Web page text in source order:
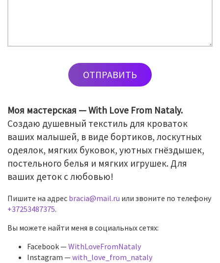
Моя мастерская — With Love From Nataly.
Создаю душевный текстиль для кроваток
ваших малышей, в виде бортиков, лоскутных
одеялок, мягких буковок, уютных гнёздышек,
постельного белья и мягких игрушек. Для
ваших деток с любовью!
Пишите на адрес bracia@mail.ru или звоните по телефону
+37253487375.
Вы можете найти меня в социальных сетях:
Facebook —WithLoveFromNataly
Instagram —with_love_from_nataly